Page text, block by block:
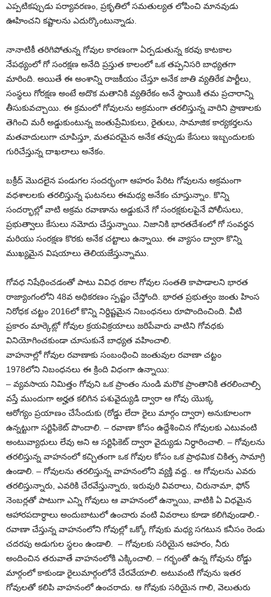
ఎప్పటికప్పుడు పర్యావరణం, ప్రకృతిలో సమతుల్యత లోపించి మానవుడు
ఊహించని కష్టాలను ఎదుర్కొంటున్నాడు.
నానాటికీ తరిగిపోతున్న గోవుల కారణంగా ఏర్పడుతున్న కరవు కాటకాల
నేపథ్యంలో గో సంరక్షణ అనేది ప్రస్తుత కాలంలో ఒక తప్పనిసరి బాధ్యతగా
మారింది. అయితే ఈ అంశాన్ని రాజకీయం చేస్తూ అనేక జాతి వ్యతిరేక పార్టీలు,
సంస్థలు గోరక్షణ అంటే అదొక మతానికి వ్యతిరేకం అనే స్థాయికి తమ ప్రచారాన్ని
తీసుకువచ్చాయి. ఈ క్రమంలో గోవులను అక్రమంగా తరలిస్తున్న వారిని ప్రాణాలకు
తెగించి మరీ అడ్డుకుంటున్న జంతుప్రేమికులు, రైతులు, సామాజిక కార్యకర్తలను
మతవాదులుగా చూపిస్తూ, మతపరమైన అనేక తప్పుడు కేసులు ఇబ్బందులకు
గురిచేస్తున్న దాఖలాలు అనేకం.
బక్రీద్ మొదలైన పండుగల సందర్భంగా ఆహరం పేరిట గోవులను అక్రమంగా
వధశాలలకు తరలిస్తున్న ఘటనలు ఈమధ్య అనేకం చూస్తున్నాం. కొన్ని
సందర్భాల్లో వాటి అక్రమ రవాణాను అడ్డుకునే గో సంరక్షకులపైనే పోలీసులు,
ప్రభుత్వాలు కేసులు నమోదు చేస్తున్నాయి. నిజానికి భారతదేశంలో గో సంవర్ధన
మరియు సంరక్షణ కొరకు అనేక చట్టాలు ఉన్నాయి. ఈ వ్యాసం ద్వారా కొన్ని
ముఖ్యమైన విషయాలు తెలియజేస్తున్నాము.
గోవధ నిషేధించడంతో పాటు వివిధ రకాల గోవుల సంతతి కాపాడాలని భారత
రాజ్యాంగంలోని 48వ అధికరణం స్పష్టం చేస్తోంది. భారత ప్రభుత్వం జంతు హింస
నిరోధక చట్టం 2016లో కొన్ని నిర్దిష్టమైన నిబంధనలు రూపొందించింది. వీటి
ప్రకారం మార్కెట్లో గోవుల క్రయవిక్రయాలు జరిపేవారు వాటిని గోవధకు
వినియోగించకుండా చూసుకునే బాధ్యత వహించాలి.
వాహనాల్లో గోవుల రవాణాకు సంబంధించి జంతువుల రవాణా చట్టం
1978లోని నిబంధనలు ఈ క్రింది విధంగా ఉన్నాయి:
– వ్యవసాయ నిమిత్తం గోవుని ఒక ప్రాంతం నుండి మరొక ప్రాంతానికి తరలించాల్సి
వస్తే ముందుగా అర్హత కలిగిన పశువైద్యుడి ద్వారా ఆ గోవు యొక్క
ఆరోగ్యం ప్రయాణం చేసేందుకు (రోడ్డు లేదా రైలు మార్గం ద్వారా) అనుకూలంగా
ఉన్నట్టుగా సర్టిఫికెట్ పొందాలి. – రవాణా కోసం ఉద్దేశించిన గోవులకు ఎటువంటి
అంటువ్యాధులు లేవు అని ఆ సర్టిఫికెట్ ద్వారా వైద్యుడు నిర్ధారించాలి. – గోవులను
తరలిస్తున్న వాహనంలో కచ్చితంగా ఒక గోవుల కోసం ఒక ప్రాథమిక చికిత్స సామాగ్రి
ఉండాలి. – గోవులను తరలిస్తున్న వాహనంలోని వ్యక్తి వద్ద.. ఆ గోవులను ఎవరు
తరలిస్తున్నారు, ఎవరికి చేరవేస్తున్నారు, ఇరువురి వివరాలు, చిరునామా, ఫోన్
నెంబర్లతో పాటుగా ఎన్ని గోవులు ఆ వాహనంలో ఉన్నాయి, వాటికి ఏ విధమైన
ఆహారపదార్ధాలు అందుబాటులో ఉంచారు వంటి వివరాలు కూడా కలిగివుండాలి.-
రవాణా చేస్తున్న వాహనంలోని గోవుల్లో ఒక్కో గోవుకు మధ్య సగటున కనీసం రెండు
చదరపు అడుగుల స్థలం ఉండాలి. – గోవులకు సరియైన ఆహరం, నీరు
అందించిన తరువాతే వాహనంలోకి ఎక్కించాలి. – గర్భంతో ఉన్న గోవును రోడ్డు
మార్గంలో కాకుండా రైలుమార్గంలోనే చేరవేయాలి. అటువంటి గోవును ఇతర
గోవులతో కలిపి వాహనంలో ఉంచరాదు. ఆ గోవుకు సరియైన గాలి, వెలుతురు